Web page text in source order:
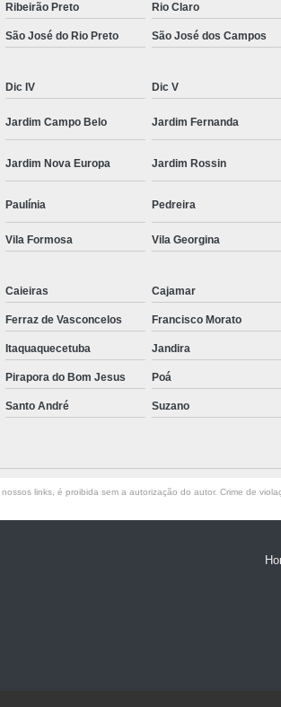
Masculinas
Roupas Masculinas
Roupas Masculinas Estilosas
Masculinas Plus Size
Roupas
Ribeirão Preto Rio Claro
São José do Rio Preto São José dos Campos
Dic IV Dic V
Jardim Campo Belo Jardim Fernanda
Jardim Nova Europa Jardim Rossin
Paulínia Pedreira
Vila Formosa Vila Georgina
Caieiras Cajamar
Ferraz de Vasconcelos Francisco Morato
Itaquaquecetuba Jandira
Pirapora do Bom Jesus Poá
Santo André Suzano
links, é proibida sem a autorização do autor. Crime de